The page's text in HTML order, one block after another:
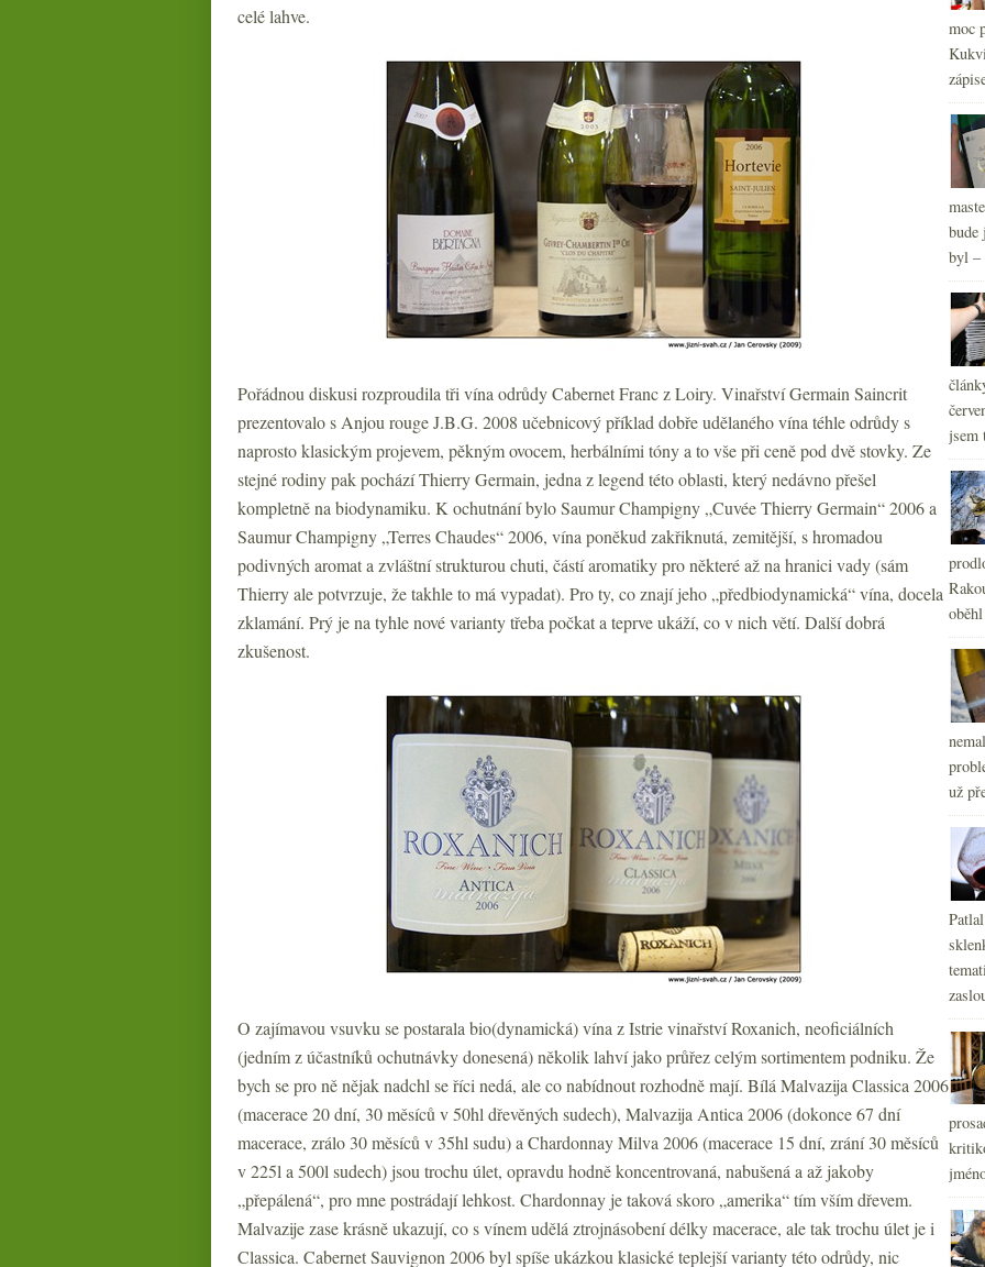
celé lahve.
Pořádnou diskusi rozproudila tři vína odrůdy Cabernet Franc z Loiry. Vinařství Germain Saincrit
prezentovalo s Anjou rouge J.B.G. 2008 učebnicový příklad dobře udělaného vína téhle odrůdy s
naprosto klasickým projevem, pěkným ovocem, herbálními tóny a to vše při ceně pod dvě stovky. Ze
stejné rodiny pak pochází Thierry Germain, jedna z legend této oblasti, který nedávno přešel
kompletně na biodynamiku. K ochutnání bylo Saumur Champigny „Cuvée Thierry Germain“ 2006 a
Saumur Champigny „Terres Chaudes“ 2006, vína poněkud zakřiknutá, zemitější, s hromadou
podivných aromat a zvláštní strukturou chuti, částí aromatiky pro některé až na hranici vady (sám
Thierry ale potvrzuje, že takhle to má vypadat). Pro ty, co znají jeho „předbiodynamická“ vína, docela
zklamání. Prý je na tyhle nové varianty třeba počkat a teprve ukáží, co v nich větí. Další dobrá
zkušenost.
O zajímavou vsuvku se postarala bio(dynamická) vína z Istrie vinařství Roxanich, neoficiálních
(jedním z účastníků ochutnávky donesená) několik lahví jako průřez celým sortimentem podniku. Že
bych se pro ně nějak nadchl se říci nedá, ale co nabídnout rozhodně mají. Bílá Malvazija Classica 2006
(macerace 20 dní, 30 měsíců v 50hl dřevěných sudech), Malvazija Antica 2006 (dokonce 67 dní
macerace, zrálo 30 měsíců v 35hl sudu) a Chardonnay Milva 2006 (macerace 15 dní, zrání 30 měsíců
v 225l a 500l sudech) jsou trochu úlet, opravdu hodně koncentrovaná, nabušená a až jakoby
„přepálená“, pro mne postrádají lehkost. Chardonnay je taková skoro „amerika“ tím vším dřevem.
Malvazije zase krásně ukazují, co s vínem udělá ztrojnásobení délky macerace, ale tak trochu úlet je i
Classica. Cabernet Sauvignon 2006 byl spíše ukázkou klasické teplejší varianty této odrůdy, nic
moc
bude
byl –
jsem
už